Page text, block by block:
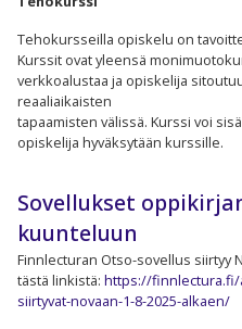
Tehokursseilla opiskelu on
Kurssit ovat yleensä
verkkoalustaa ja opiskelija
reaaliaikaisten
tapaamisten välissä. Kurssi voi
opiskelija hyväksytään kurssille.​
Sovellukset
kuunteluun
Finnlecturan Otso-sovellus siirtyy
tästä linkistä: https://finnlectura.fi/
siirtyvat-novaan-1-8-2025-alkaen/